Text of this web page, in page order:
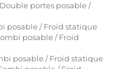
portes posable /
posable / Froid statique
posable / Froid
posable / Froid statique